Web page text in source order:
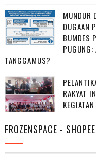
MUNDUR
DUGAAN
BUMDES
PUGUNG:
TANGGAMUS?
RAKYAT
FROZENSPACE - SHOPEE